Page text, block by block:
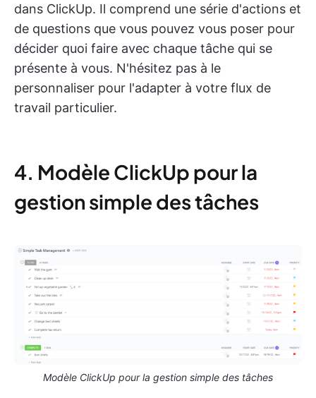
dans ClickUp. Il comprend une série d'actions et
de questions que vous pouvez vous poser pour
décider quoi faire avec chaque tâche qui se
présente à vous. N'hésitez pas à le
personnaliser pour l'adapter à votre flux de
travail particulier.
4. Modèle ClickUp pour la
gestion simple des tâches
Modèle ClickUp pour la gestion simple des tâches